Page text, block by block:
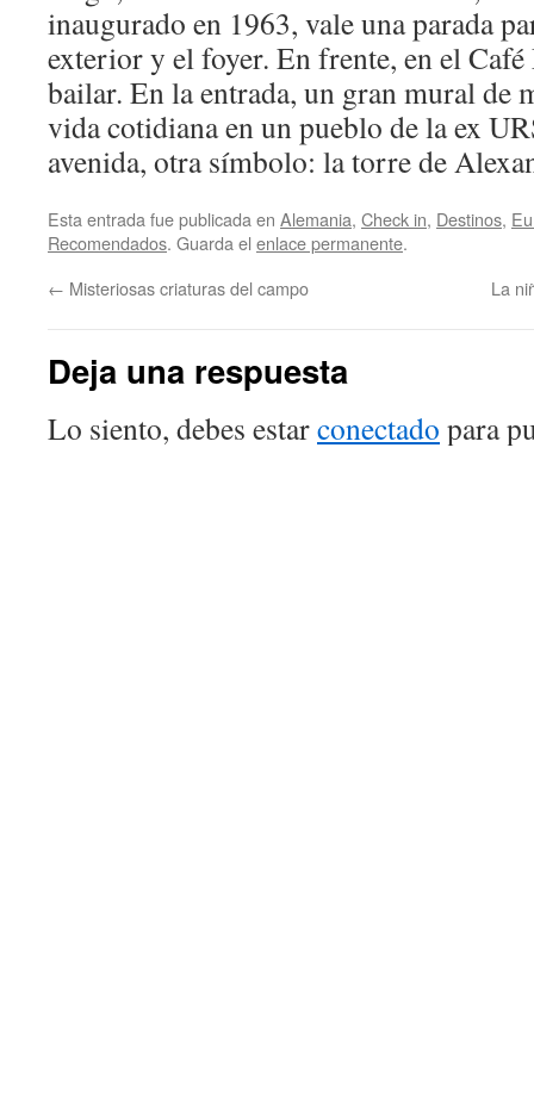
inaugurado en 1963, vale una parada
exterior y el foyer. En frente, en el
bailar. En la entrada, un gran mural de
vida cotidiana en un pueblo de la ex
avenida, otra símbolo: la torre de
Esta entrada fue publicada en Alemania, Check in, Destinos,
Recomendados. Guarda el enlace permanente.
← Misteriosas criaturas del campo La
Deja una respuesta
Lo siento, debes estarconectado para